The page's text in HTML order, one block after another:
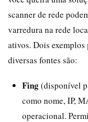
scanner de rede
varredura na rede
ativos. Dois
diversas fontes são:
Fing(disponível
como nome, IP,
operacional.